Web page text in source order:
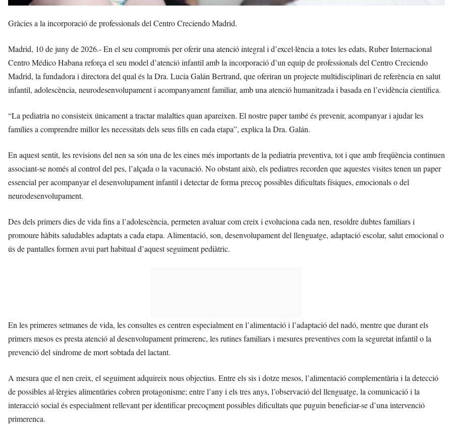
Gràcies a la incorporació de professionals del Centro Creciendo Madrid.
Madrid, 10 de juny de 2026.- En el seu compromís per oferir una atenció integral i d’excel·lència a totes les edats, Ruber Internacional
Centro Médico Habana reforça el seu model d’atenció infantil amb la incorporació d’un equip de professionals del Centro Creciendo
Madrid, la fundadora i directora del qual és la Dra. Lucía Galán Bertrand, que oferiran un projecte multidisciplinari de referència en salut
infantil, adolescència, neurodesenvolupament i acompanyament familiar, amb una atenció humanitzada i basada en l’evidència científica.
“La pediatria no consisteix únicament a tractar malalties quan apareixen. El nostre paper també és prevenir, acompanyar i ajudar les
famílies a comprendre millor les necessitats dels seus fills en cada etapa”, explica la Dra. Galán.
En aquest sentit, les revisions del nen sa són una de les eines més importants de la pediatria preventiva, tot i que amb freqüència continuen
associant-se només al control del pes, l’alçada o la vacunació. No obstant això, els pediatres recorden que aquestes visites tenen un paper
essencial per acompanyar el desenvolupament infantil i detectar de forma precoç possibles dificultats físiques, emocionals o del
neurodesenvolupament.
Des dels primers dies de vida fins a l’adolescència, permeten avaluar com creix i evoluciona cada nen, resoldre dubtes familiars i
promoure hàbits saludables adaptats a cada etapa. Alimentació, son, desenvolupament del llenguatge, adaptació escolar, salut emocional o
ús de pantalles formen avui part habitual d’aquest seguiment pediàtric.
En les primeres setmanes de vida, les consultes es centren especialment en l’alimentació i l’adaptació del nadó, mentre que durant els
primers mesos es presta atenció al desenvolupament primerenc, les rutines familiars i mesures preventives com la seguretat infantil o la
prevenció del síndrome de mort sobtada del lactant.
A mesura que el nen creix, el seguiment adquireix nous objectius. Entre els sis i dotze mesos, l’alimentació complementària i la detecció
de possibles al·lèrgies alimentàries cobren protagonisme; entre l’any i els tres anys, l’observació del llenguatge, la comunicació i la
interacció social és especialment rellevant per identificar precoçment possibles dificultats que puguin beneficiar-se d’una intervenció
primerenca.